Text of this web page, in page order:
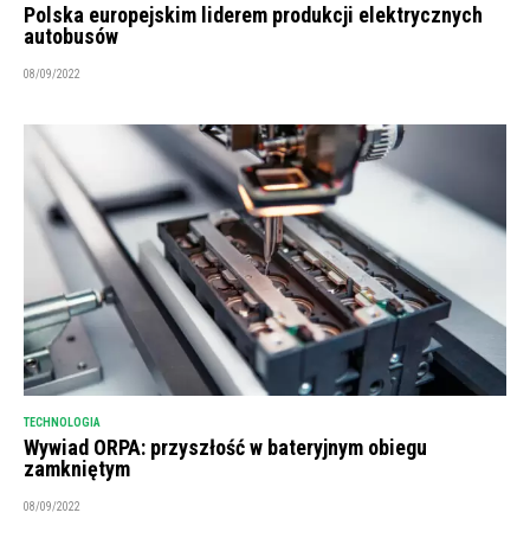
Polska europejskim liderem produkcji elektrycznych
autobusów
08/09/2022
TECHNOLOGIA
Wywiad ORPA: przyszłość w bateryjnym obiegu
zamkniętym
08/09/2022